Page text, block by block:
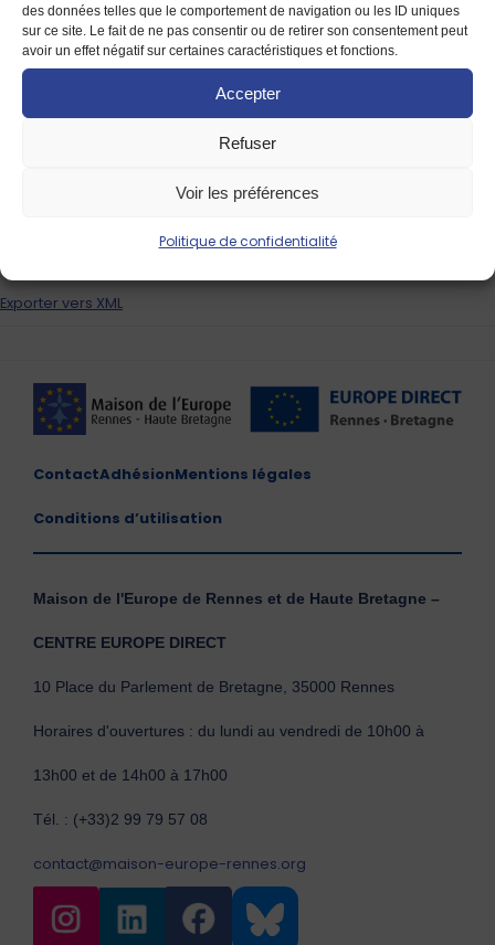
des données telles que le comportement de navigation ou les ID uniques
sur ce site. Le fait de ne pas consentir ou de retirer son consentement peut
avoir un effet négatif sur certaines caractéristiques et fonctions.
Accepter
Refuser
Voir les préférences
Politique de confidentialité
Abonnez-vous au calendrier filtré
Ajouter au calendrier Timely
Ajouter à Google
Exporter vers XML
ContactAdhésionMentions légales
Conditions d’utilisation
Maison de l'Europe de Rennes et de Haute Bretagne –
CENTRE EUROPE DIRECT
10 Place du Parlement de Bretagne, 35000 Rennes
Horaires d'ouvertures : du lundi au vendredi de 10h00 à
13h00 et de 14h00 à 17h00
Tél. : (+33)2 99 79 57 08
contact@maison-europe-rennes.org